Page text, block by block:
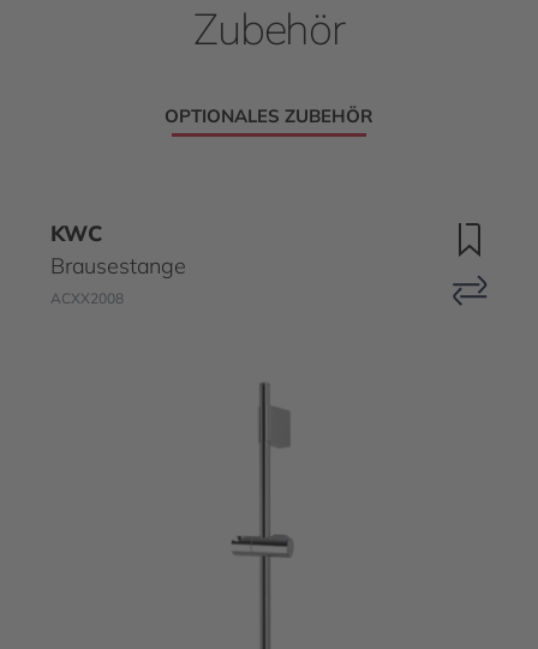
Zubehör
OPTIONALES ZUBEHÖR
KWC
Brausestange
ACXX2008